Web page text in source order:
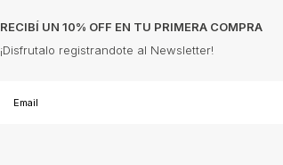
RECIBÍ UN 10% OFF EN TU PRIMERA COMPRA
¡Disfrutalo registrandote al Newsletter!